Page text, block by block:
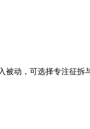
动，可选择专注征拆